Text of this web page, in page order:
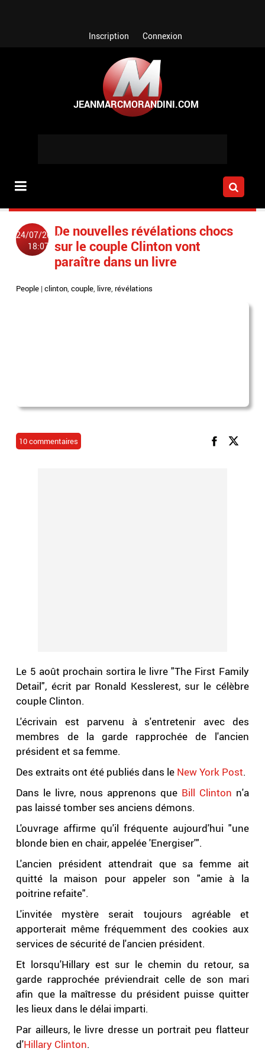
Inscription Connexion
24/07/2014
18:07
De nouvelles révélations chocs
sur le couple Clinton vont
paraître dans un livre
People |clinton,couple, livre,révélations
10 commentaires
Le 5 août prochain sortira le livre "The First Family
Detail", écrit par Ronald Kesslerest, sur le célèbre
couple Clinton.
L'écrivain est parvenu à s'entretenir avec des
membres de la garde rapprochée de l'ancien
président et sa femme.
Des extraits ont été publiés dans le New York Post.
Dans le livre, nous apprenons que Bill Clinton n'a
pas laissé tomber ses anciens démons.
L'ouvrage affirme qu'il fréquente aujourd'hui "une
blonde bien en chair, appelée 'Energiser'".
L'ancien président attendrait que sa femme ait
quitté la maison pour appeler son "amie à la
poitrine refaite".
L'invitée mystère serait toujours agréable et
apporterait même fréquemment des cookies aux
services de sécurité de l'ancien président.
Et lorsqu'Hillary est sur le chemin du retour, sa
garde rapprochée préviendrait celle de son mari
afin que la maîtresse du président puisse quitter
les lieux dans le délai imparti.
Par ailleurs, le livre dresse un portrait peu flatteur
d'Hillary Clinton.